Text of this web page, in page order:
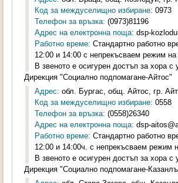
Код за междуселищно избиране: 0973
Телефон за връзка: (0973)81196
Адрес на електронна поща: dsp-
Работно време: Стандартно работно
12:00 и 14:00 с непрекъсваем режим на
В звеното е осигурен достъп за хора с
Дирекция "Социално подпомагане-Айтос"
Адрес: обл. Бургас, общ. Айтос, гр.
Код за междуселищно избиране: 0558
Телефон за връзка: (0558)26340
Адрес на електронна поща: dsp-
Работно време: Стандартно работно
12:00 и 14:00ч. с непрекъсваем режим
В звеното е осигурен достъп за хора с
Дирекция "Социално подпомагане-